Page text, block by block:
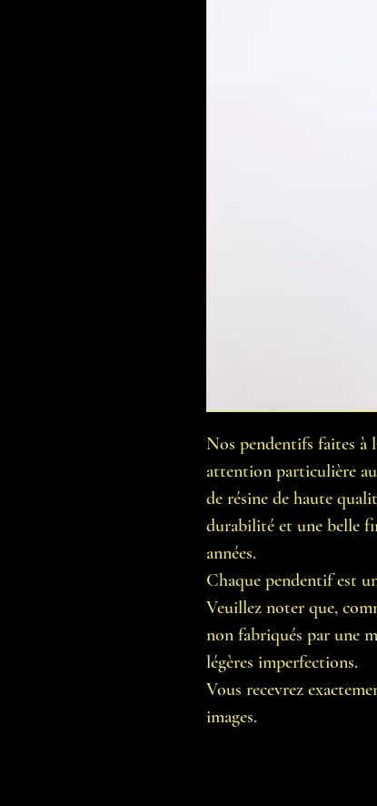
Nos pendentifs faites à
attention particulière
de résine de haute
durabilité et une belle
années.
Chaque pendentif est
Veuillez noter que,
non fabriqués par une
légères imperfections.
Vous recevrez
images.